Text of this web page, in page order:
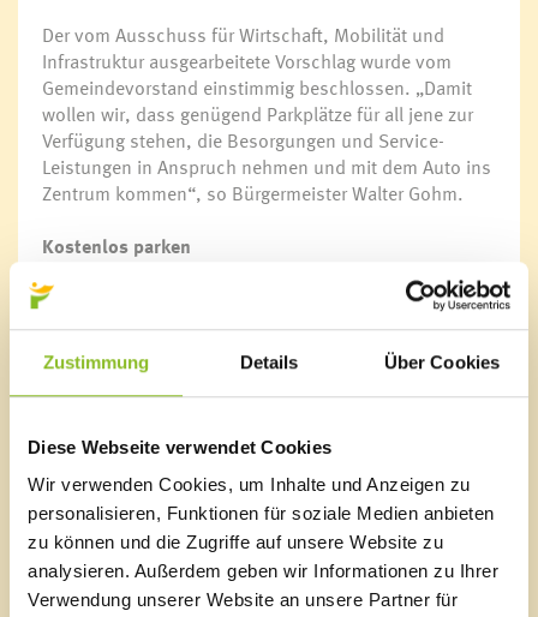
Zustimmung Details Über Cookies
Diese Webseite verwendet Cookies
Wir verwenden Cookies, um Inhalte und Anzeigen zu
personalisieren, Funktionen für soziale Medien anbieten
zu können und die Zugriffe auf unsere Website zu
analysieren. Außerdem geben wir Informationen zu Ihrer
Verwendung unserer Website an unsere Partner für
Der vom Ausschuss für Wirtschaft, Mobilität und
Infrastruktur ausgearbeitete Vorschlag wurde vom
Gemeindevorstand einstimmig beschlossen. „Damit
wollen wir, dass genügend Parkplätze für all jene zur
Verfügung stehen, die Besorgungen und Service-
Leistungen in Anspruch nehmen und mit dem Auto ins
Zentrum kommen“, so Bürgermeister Walter Gohm.
Kostenlos parken
In der Kurzparkzone im Ortszentrum werden keine
Parkgebühren eingehoben, daher sind Parkscheiben
an den Windschutzscheiben anzubringen. Die
kostenlosen Parkscheiben sind in der Bürgerservice-
Stelle zu den Öffnungszeiten ab September erhältlich.
Alle, die das Auto bisher beim Rathaus abgestellt
haben und mit dem Bus weitergefahren sind, können
die Park & Ride-Möglichkeit beim Bahnhof Frastanz
nutzen. Dort ist es möglich, das Auto abzustellen und
auf Bus und Bahn umzusteigen.